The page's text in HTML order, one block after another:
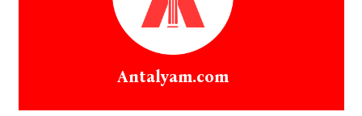
Antalyam.com